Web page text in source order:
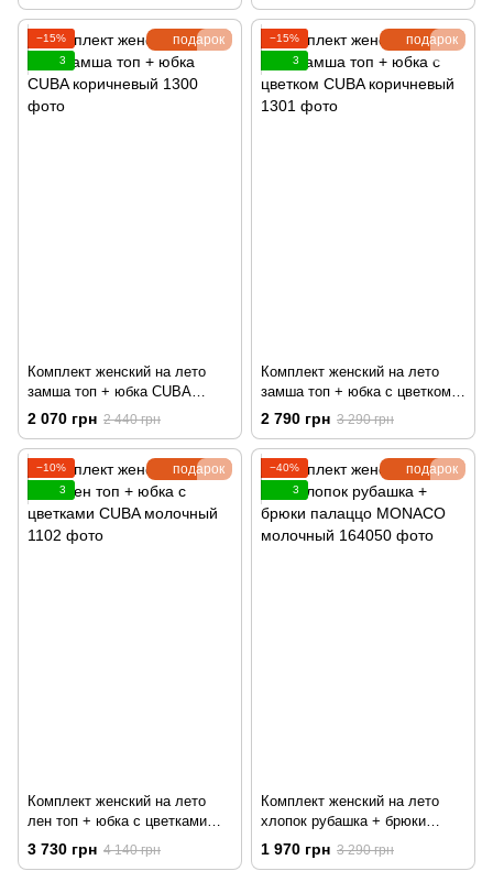
подарок
−15%
3
Комплект женский на лето
замша топ + юбка CUBA
коричневый
2 070 грн 2 440 грн
подарок
−15%
3
Комплект женский на лето
замша топ + юбка с цветком
CUBA коричневый
2 790 грн 3 290 грн
подарок
−10%
3
Комплект женский на лето
лен топ + юбка с цветками
CUBA молочный
3 730 грн 4 140 грн
подарок
−40%
3
Комплект женский на лето
хлопок рубашка + брюки
палаццо MONACO молочный
1 970 грн 3 290 грн